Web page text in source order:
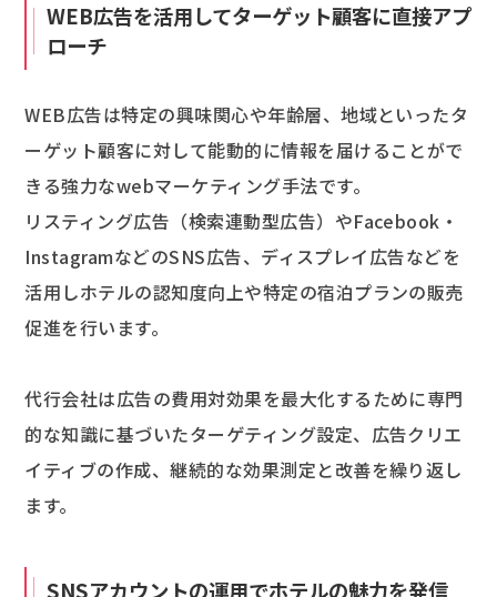
WEB広告を活用してターゲット顧客に直接アプ
ローチ
WEB広告は特定の興味関心や年齢層、地域といったタ
ーゲット顧客に対して能動的に情報を届けることがで
きる強力なwebマーケティング手法です。
リスティング広告（検索連動型広告）やFacebook・
InstagramなどのSNS広告、ディスプレイ広告などを
活用しホテルの認知度向上や特定の宿泊プランの販売
促進を行います。
代行会社は広告の費用対効果を最大化するために専門
的な知識に基づいたターゲティング設定、広告クリエ
イティブの作成、継続的な効果測定と改善を繰り返し
ます。
SNSアカウントの運用でホテルの魅力を発信